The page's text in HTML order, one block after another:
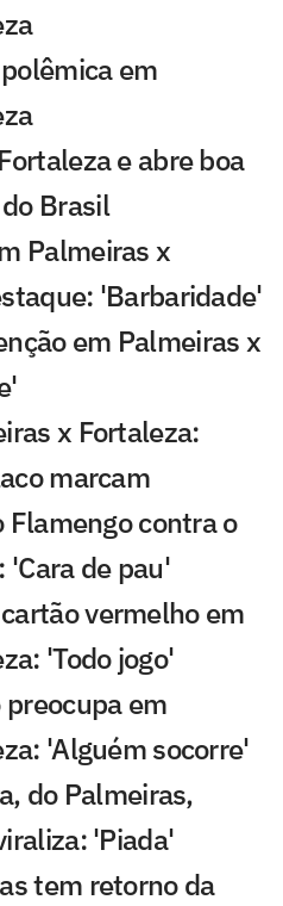
em
e abre boa
Brasil
Palmeiras x
'Barbaridade'
em Palmeiras x
x Fortaleza:
marcam
Flamengo contra o
'Cara de pau'
vermelho em
'Todo jogo'
preocupa em
'Alguém socorre'
do Palmeiras,
'Piada'
tem retorno da